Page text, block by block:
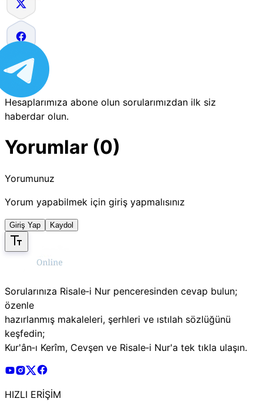
Hesaplarımıza abone olun sorularımızdan ilk siz
haberdar olun.
Yorumlar (0)
Yorumunuz
Yorum yapabilmek için giriş yapmalısınız
Giriş Yap Kaydol
Sorularınıza Risale‑i Nur penceresinden cevap bulun;
özenle
hazırlanmış makaleleri, şerhleri ve ıstılah sözlüğünü
keşfedin;
Kur'ân‑ı Kerîm, Cevşen ve Risale‑i Nur'a tek tıkla ulaşın.
Risale Online Youtube Hesabı
Risale Online Instagram Hesabı
Risale Online X Hesabı
HIZLI ERİŞİM